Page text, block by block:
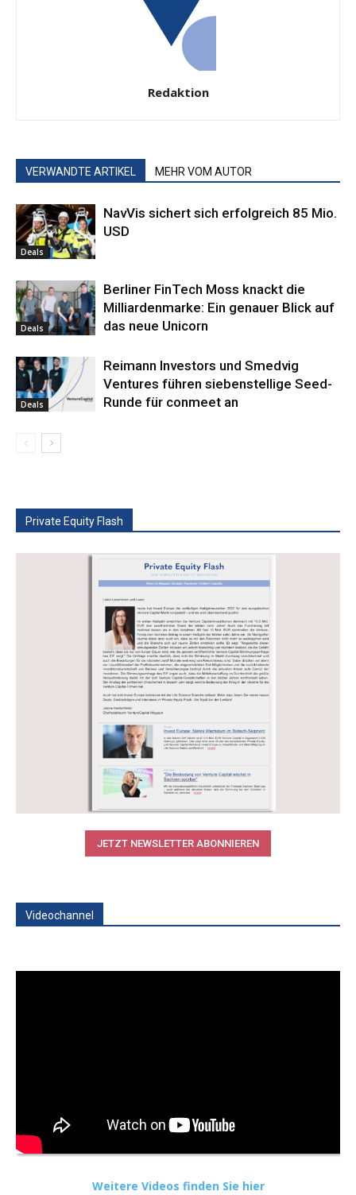
Redaktion
VERWANDTE ARTIKEL MEHR VOM AUTOR
Deals
NavVis sichert sich erfolgreich 85 Mio.
USD
Deals
Berliner FinTech Moss knackt die
Milliardenmarke: Ein genauer Blick auf
das neue Unicorn
Deals
Reimann Investors und Smedvig
Ventures führen siebenstellige Seed-
Runde für conmeet an
Private Equity Flash
JETZT NEWSLETTER ABONNIEREN
Videochannel
Weitere Videos finden Sie hier